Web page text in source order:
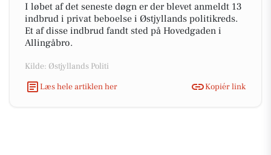
I løbet af det seneste døgn er der blevet anmeldt 13
indbrud i privat beboelse i Østjyllands politikreds.
Et af disse indbrud fandt sted på Hovedgaden i
Allingåbro.
Kilde: Østjyllands Politi
Læs hele artiklen her
Kopiér link